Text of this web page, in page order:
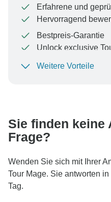
Erfahrene und
Hervorragend
Bestpreis-Garantie
Unlock exclusive
Um Ihre Zahlung zu
Weitere Vorteile
Sie finden keine
Frage?
Wenden Sie sich mit Ihrer
Tour Mage. Sie antworten
Tag.